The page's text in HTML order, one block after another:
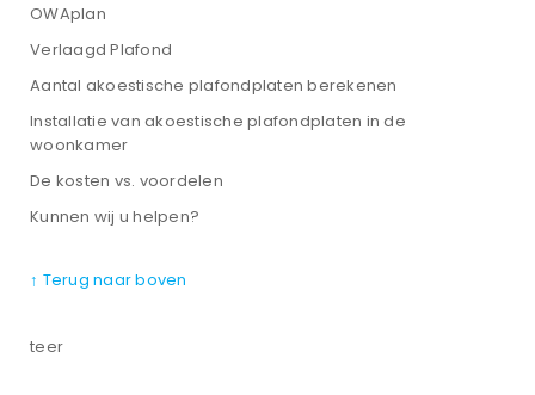
OWAplan
Verlaagd Plafond
Aantal akoestische plafondplaten berekenen
Installatie van akoestische plafondplaten in de
woonkamer
De kosten vs. voordelen
Kunnen wij u helpen?
↑ Terug naar boven
teer